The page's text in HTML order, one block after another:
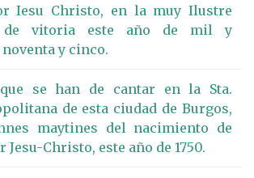
Iesu Christo, en la muy Ilustre
de vitoria este año de mil y
y cinco.
se han de cantar en la Sta.
de esta ciudad de Burgos,
maytines del nacimiento de
Jesu-Christo, este año de 1750.